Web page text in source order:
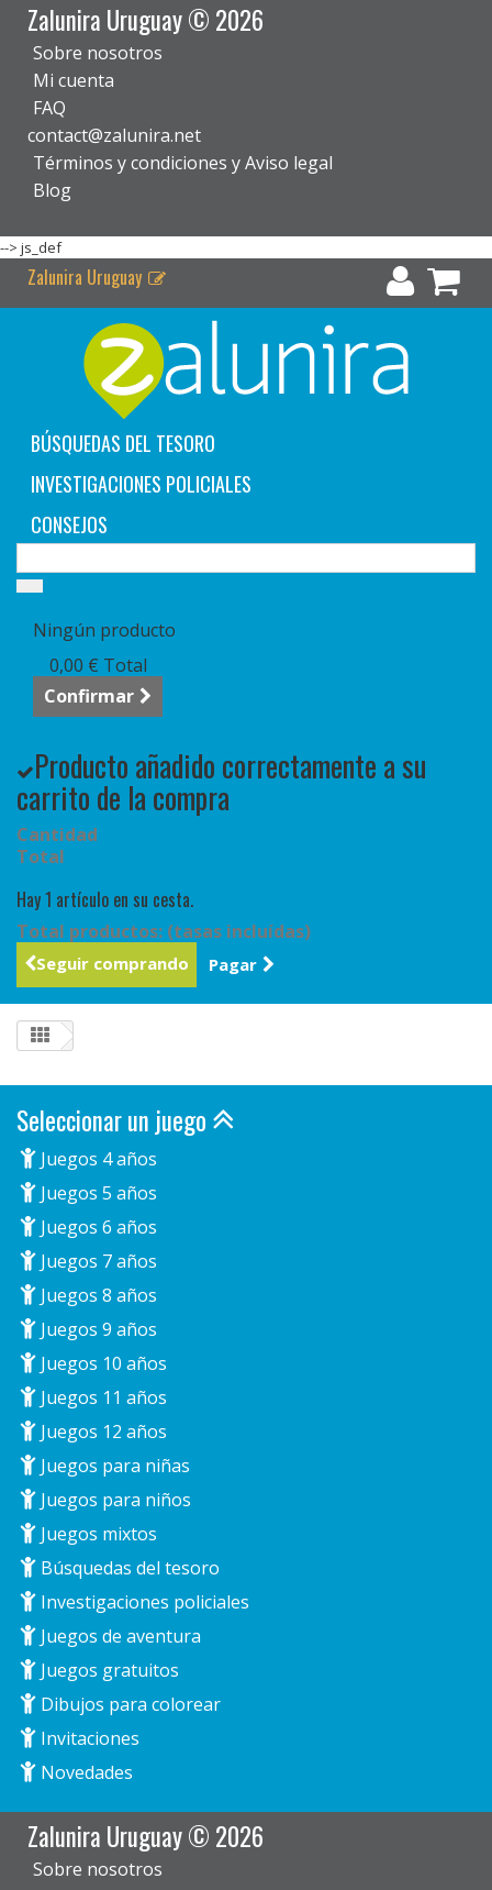
Zalunira Uruguay © 2026
Sobre nosotros
Mi cuenta
FAQ
contact@zalunira.net
Términos y condiciones y Aviso legal
Blog
--> js_def
Zalunira Uruguay
BÚSQUEDAS DEL TESORO
INVESTIGACIONES POLICIALES
CONSEJOS
Ningún producto
0,00 € Total
Confirmar
Producto añadido correctamente a su
carrito de la compra
Cantidad
Total
Hay 1 artículo en su cesta.
Total productos: (tasas incluídas)
Seguir comprando Pagar
Seleccionar un juego
Juegos 4 años
Juegos 5 años
Juegos 6 años
Juegos 7 años
Juegos 8 años
Juegos 9 años
Juegos 10 años
Juegos 11 años
Juegos 12 años
Juegos para niñas
Juegos para niños
Juegos mixtos
Búsquedas del tesoro
Investigaciones policiales
Juegos de aventura
Juegos gratuitos
Dibujos para colorear
Invitaciones
Novedades
Zalunira Uruguay © 2026
Sobre nosotros